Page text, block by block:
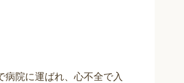
院に運ばれ、心不全で入